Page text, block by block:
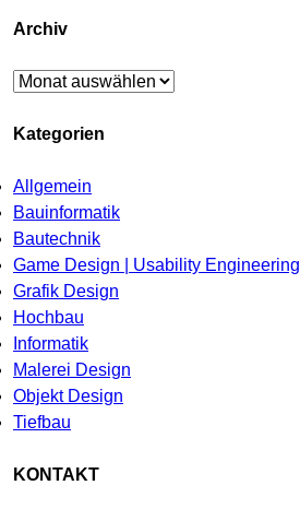
Archiv
Archiv
Kategorien
Allgemein
Bauinformatik
Bautechnik
Game Design | Usability Engineering
Grafik Design
Hochbau
Informatik
Malerei Design
Objekt Design
Tiefbau
KONTAKT